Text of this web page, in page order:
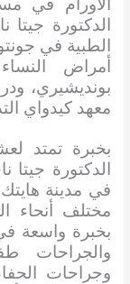
الأورام في
الدكتورة
الطبية في
أمراض
بونديشيري،
معهد كيدواي
بخبرة تمتد
الدكتورة
في مدينة
مختلف أنحاء
بخبرة واسعة
والجراحات
وجراحات